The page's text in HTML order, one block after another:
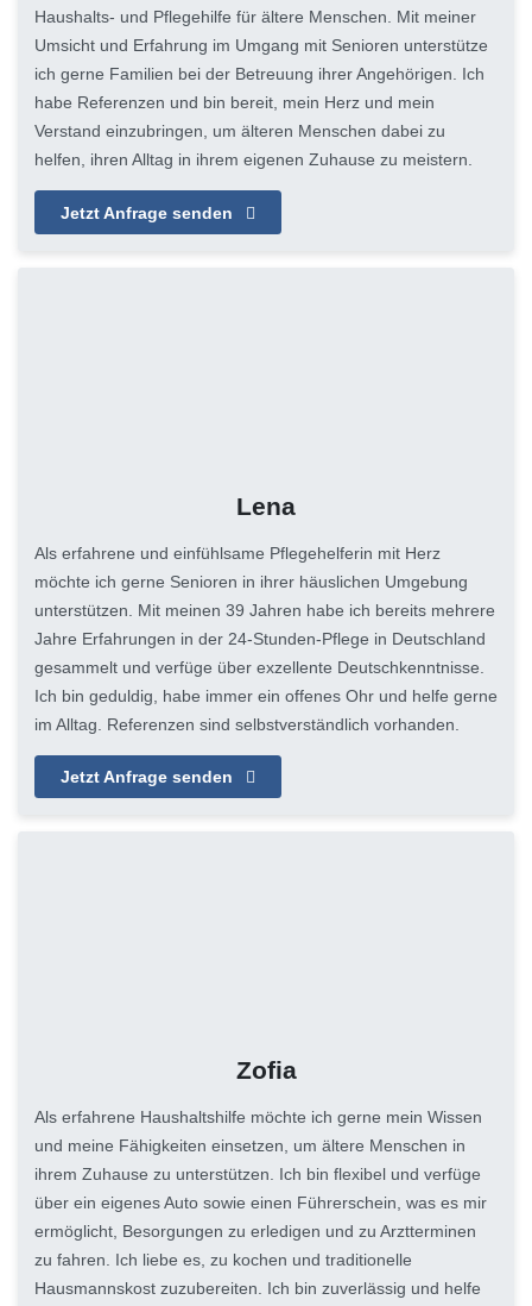
Haushalts- und Pflegehilfe für ältere Menschen. Mit meiner
Umsicht und Erfahrung im Umgang mit Senioren unterstütze
ich gerne Familien bei der Betreuung ihrer Angehörigen. Ich
habe Referenzen und bin bereit, mein Herz und mein
Verstand einzubringen, um älteren Menschen dabei zu
helfen, ihren Alltag in ihrem eigenen Zuhause zu meistern.
Jetzt Anfrage senden
Lena
Als erfahrene und einfühlsame Pflegehelferin mit Herz
möchte ich gerne Senioren in ihrer häuslichen Umgebung
unterstützen. Mit meinen 39 Jahren habe ich bereits mehrere
Jahre Erfahrungen in der 24-Stunden-Pflege in Deutschland
gesammelt und verfüge über exzellente Deutschkenntnisse.
Ich bin geduldig, habe immer ein offenes Ohr und helfe gerne
im Alltag. Referenzen sind selbstverständlich vorhanden.
Jetzt Anfrage senden
Zofia
Als erfahrene Haushaltshilfe möchte ich gerne mein Wissen
und meine Fähigkeiten einsetzen, um ältere Menschen in
ihrem Zuhause zu unterstützen. Ich bin flexibel und verfüge
über ein eigenes Auto sowie einen Führerschein, was es mir
ermöglicht, Besorgungen zu erledigen und zu Arztterminen
zu fahren. Ich liebe es, zu kochen und traditionelle
Hausmannskost zuzubereiten. Ich bin zuverlässig und helfe